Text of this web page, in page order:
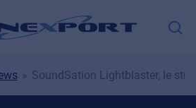
SoundSation Lightblaster, le